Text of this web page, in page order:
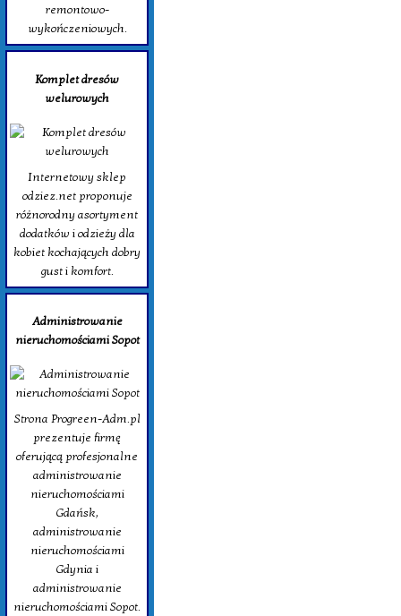
remontowo-
wykończeniowych.
Komplet dresów
welurowych
Internetowy sklep
odziez.net proponuje
różnorodny asortyment
dodatków i odzieży dla
kobiet kochających dobry
gust i komfort.
Administrowanie
nieruchomościami Sopot
Strona Progreen-Adm.pl
prezentuje firmę
oferującą profesjonalne
administrowanie
nieruchomościami
Gdańsk,
administrowanie
nieruchomościami
Gdynia i
administrowanie
nieruchomościami Sopot.